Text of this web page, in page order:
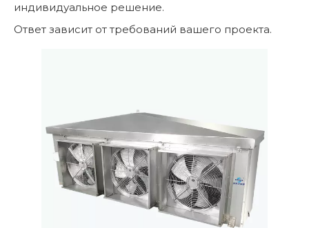
индивидуальное решение.
Ответ зависит от требований вашего проекта.